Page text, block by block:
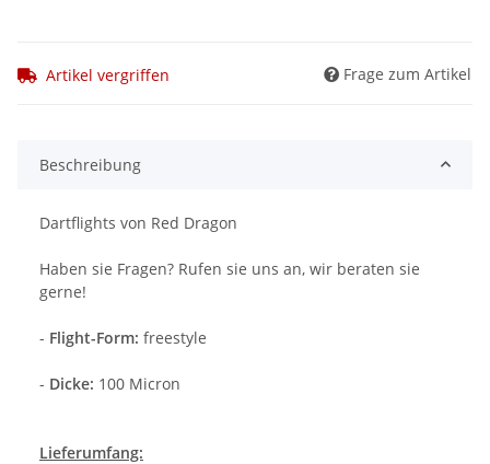
Artikel vergriffen Frage zum Artikel
Beschreibung
Dartflights von Red Dragon
Haben sie Fragen? Rufen sie uns an, wir beraten sie
gerne!
- Flight-Form: freestyle
- Dicke: 100 Micron
Lieferumfang: